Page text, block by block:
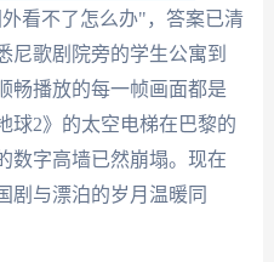
看不了怎么办"，答案已清
尼歌剧院旁的学生公寓到
畅播放的每一帧画面都是
球2》的太空电梯在巴黎的
数字高墙已然崩塌。现在
剧与漂泊的岁月温暖同